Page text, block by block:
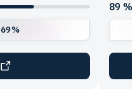
69 %
89 %